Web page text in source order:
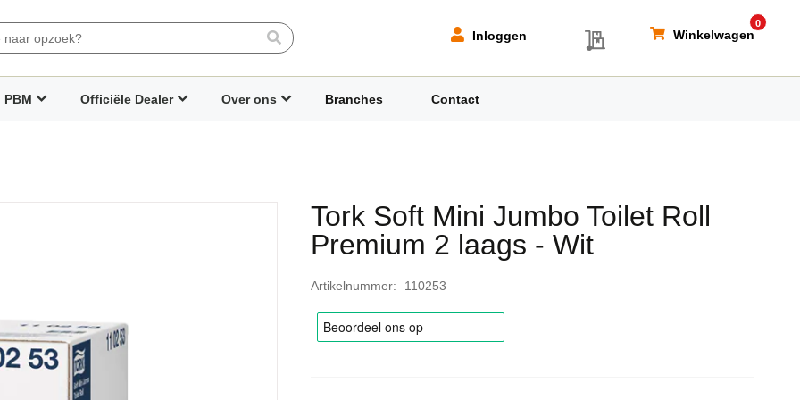
Winkelwagen
0
My Quote
Inloggen
Search
PBM Officiële Dealer Over ons Branches Contact
Tork Soft Mini Jumbo Toilet Roll
Premium 2 laags - Wit
Artikelnummer 110253